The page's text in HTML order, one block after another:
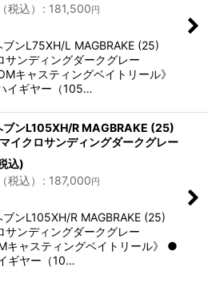
税込）
: 181,500円
ンL75XH/L MAGBRAKE (25)
サンディングダークグレー
キャスティングベイトリール》
イギヤー（105…
ブンL105XH/R MAGBRAKE (25)
イクロサンディングダークグレー
込)
税込）
: 187,000円
ンL105XH/R MAGBRAKE (25)
サンディングダークグレー
キャスティングベイトリール》 ●
ギヤー（10…